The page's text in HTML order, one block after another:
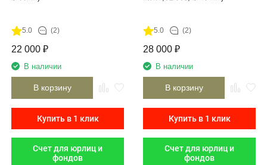
5.0 (2)
22 000 ₽
В наличии
В корзину
Купить в 1 клик
Счет для юрлиц и
фондов
5.0 (2)
28 000 ₽
В наличии
В корзину
Купить в 1 клик
Счет для юрлиц и
фондов